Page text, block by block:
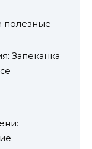
полезные
Запеканка